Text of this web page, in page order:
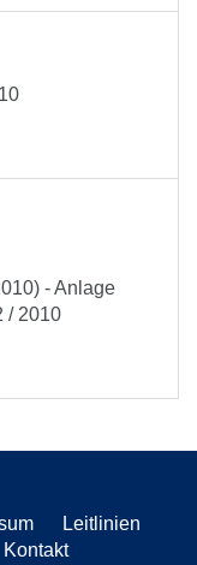
- Anlage
/ 2010
Leitlinien
Kontakt